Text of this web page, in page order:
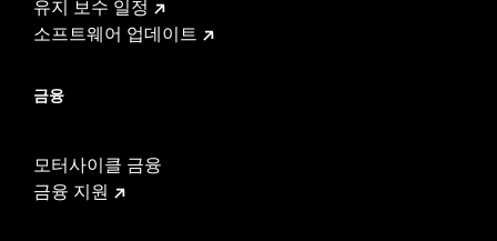
유지 보수 일정
소프트웨어 업데이트
금융
모터사이클 금융
금융 지원